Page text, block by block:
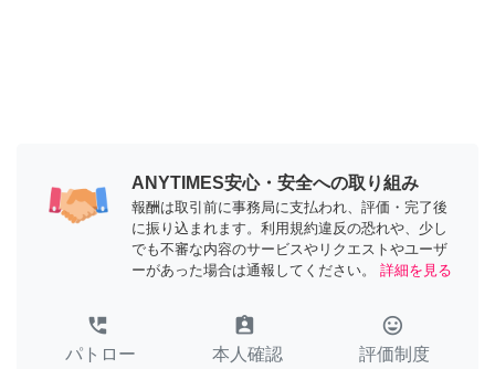
ANYTIMES安心・安全への取り組み
報酬は取引前に事務局に支払われ、評価・完了後
に振り込まれます。利用規約違反の恐れや、少し
でも不審な内容のサービスやリクエストやユーザ
ーがあった場合は通報してください。
詳細を見る
perm_phone_msg
パトロー
assignment_ind
本人確認
tag_faces
評価制度